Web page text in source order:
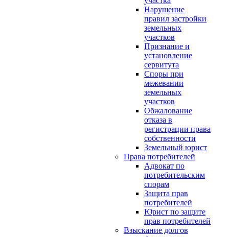
Нарушение
правил застройки
земельных
участков
Признание и
установление
сервитута
Споры при
межевании
земельных
участков
Обжалование
отказа в
регистрации права
собственности
Земельный юрист
Права потребителей
Адвокат по
потребительским
спорам
Защита прав
потребителей
Юрист по защите
прав потребителей
Взыскание долгов